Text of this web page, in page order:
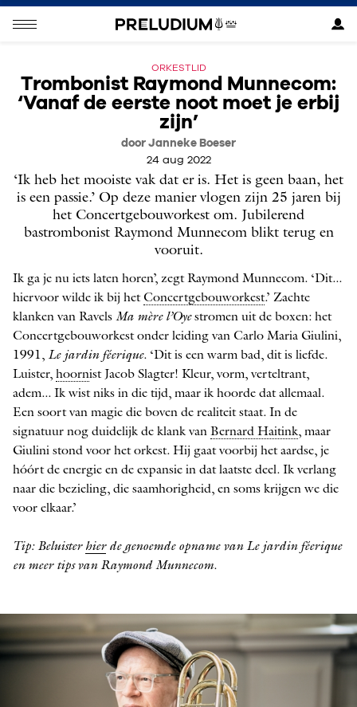
ORKESTLID
Trombonist Raymond Munnecom:
‘Vanaf de eerste noot moet je erbij
zijn’
door Janneke Boeser
24 aug 2022
‘Ik heb het mooiste vak dat er is. Het is geen baan, het
is een passie.’ Op deze manier vlogen zijn 25 jaren bij
het Concertgebouworkest om. Jubilerend
bastrombonist Raymond Munnecom blikt terug en
vooruit.
Ik ga je nu iets laten horen’, zegt Raymond Munnecom. ‘Dit...
hiervoor wilde ik bij hetConcertgebouworkest.’ Zachte
klanken van Ravels Ma mère l’Oyestromen uit de boxen: het
Concertgebouworkest onder leiding van Carlo Maria Giulini,
1991, Le jardin féerique. ‘Dit is een warm bad, dit is liefde.
Luister, hoornist Jacob Slagter! Kleur, vorm, verteltrant,
adem... Ik wist niks in die tijd, maar ik hoorde dat allemaal.
Een soort van magie die boven de realiteit staat. In de
signatuur nog duidelijk de klank van Bernard Haitink, maar
Giulini stond voor het orkest. Hij gaat voorbij het aardse, je
hóórt de energie en de expansie in dat laatste deel. Ik verlang
naar die bezieling, die saamhorigheid, en soms krijgen we die
voor elkaar.’
Tip: Beluister hierde genoemde opname van Le jardin féerique
en meer tips van Raymond Munnecom.